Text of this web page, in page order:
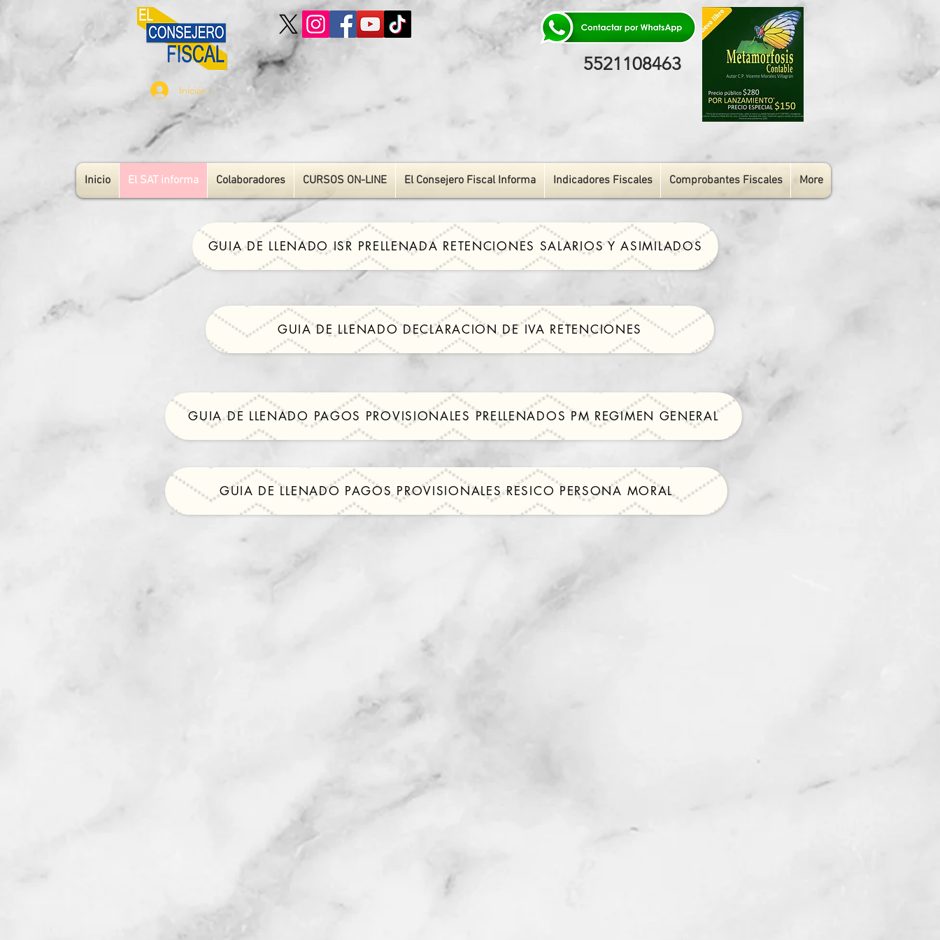
Iniciar sesión
5521108463
Inicio El SAT informa Colaboradores CURSOS ON-LINE El Consejero Fiscal Informa Indicadores Fiscales Comprobantes Fiscales More
GUIA DE LLENADO ISR PRELLENADA RETENCIONES SALARIOS Y ASIMILADOS
GUIA DE LLENADO DECLARACION DE IVA RETENCIONES
GUIA DE LLENADO PAGOS PROVISIONALES PRELLENADOS PM REGIMEN GENERAL
GUIA DE LLENADO PAGOS PROVISIONALES RESICO PERSONA MORAL